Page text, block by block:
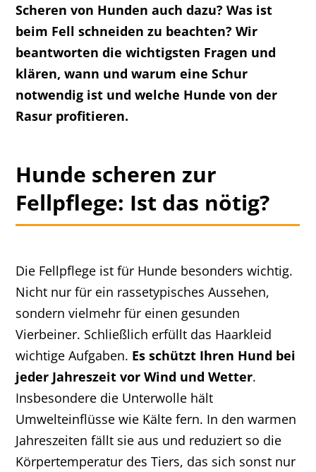
Scheren von Hunden auch dazu? Was ist
beim Fell schneiden zu beachten? Wir
beantworten die wichtigsten Fragen und
klären, wann und warum eine Schur
notwendig ist und welche Hunde von der
Rasur profitieren.
Hunde scheren zur
Fellpflege: Ist das nötig?
Die Fellpflege ist für Hunde besonders wichtig.
Nicht nur für ein rassetypisches Aussehen,
sondern vielmehr für einen gesunden
Vierbeiner. Schließlich erfüllt das Haarkleid
wichtige Aufgaben. Es schützt Ihren Hund bei
jeder Jahreszeit vor Wind und Wetter.
Insbesondere die Unterwolle hält
Umwelteinflüsse wie Kälte fern. In den warmen
Jahreszeiten fällt sie aus und reduziert so die
Körpertemperatur des Tiers, das sich sonst nur